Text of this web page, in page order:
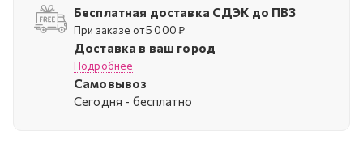
Бесплатная доставка СДЭК до ПВЗ
При заказе от 5 000 ₽
Доставка в ваш город
Подробнее
Самовывоз
Cегодня - бесплатно